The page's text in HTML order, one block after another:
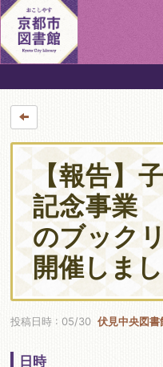
【報告】
記念事業
のブック
開催しま
投稿日時 : 05/30 伏見中央図書
日時